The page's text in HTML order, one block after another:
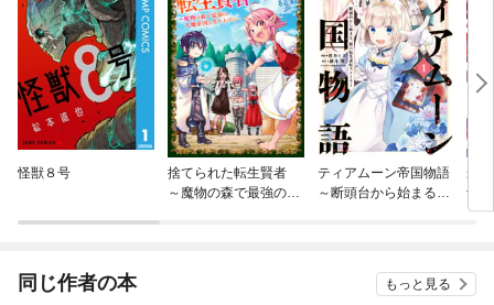
怪獣８号
捨てられた転生賢者
～魔物の森で最強の大
ティアムーン帝国物語
～断頭台から始まる、
最
士
強
同じ作者の本 もっと見る